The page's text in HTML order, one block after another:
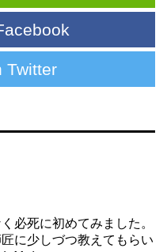
Twitter
必死に初めてみました。
に少しづつ教えてもらい